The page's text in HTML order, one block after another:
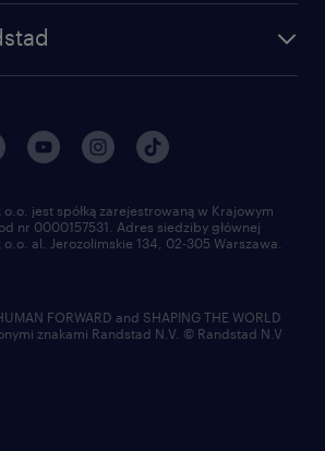
randstad
o.o. jest spółką zarejestrowaną w Krajowym
nr 0000157531. Adres siedziby głównej
al. Jerozolimskie 134, 02-305 Warszawa.
FORWARD and SHAPING THE WORLD
znakami Randstad N.V. © Randstad N.V